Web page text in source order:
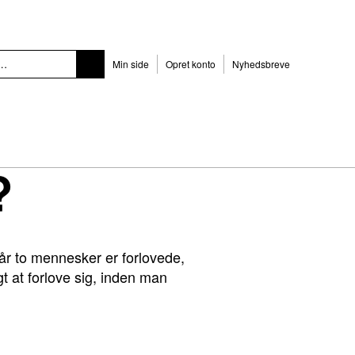
Min side Opret konto Nyhedsbreve
to mennesker er forlovede,
at forlove sig, inden man